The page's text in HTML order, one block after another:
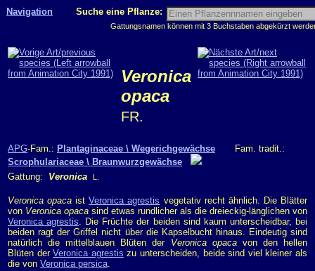
Navigation Suche eine Pflanze:
Gattungsnamen können mit 3 Buchstaben abgekürzt
Veronica
opaca
FR.
APG-Fam.: Plantaginaceae \ Wegerichgewächse Fam. tradit.:
Scrophulariaceae \ Braunwurzgewächse
Gattung: Veronica L.
Veronica opaca istVeronica agrestis vegetativ recht ähnlich. Die Blätter
von Veronica opaca sind etwas rundlicher als die dreieckig-länglichen von
Veronica agrestis. Die Früchte der beiden sind kaum unterscheidbar, bei
beiden ragt der Griffel nicht über die Kapselbucht hinaus. Eindeutig sind
natürlich die mittelblauen Blüten der Veronica opacavon den hellen
Blüten derVeronica agrestis zu unterscheiden, beide sind viel kleiner als
die von Veronica persica.